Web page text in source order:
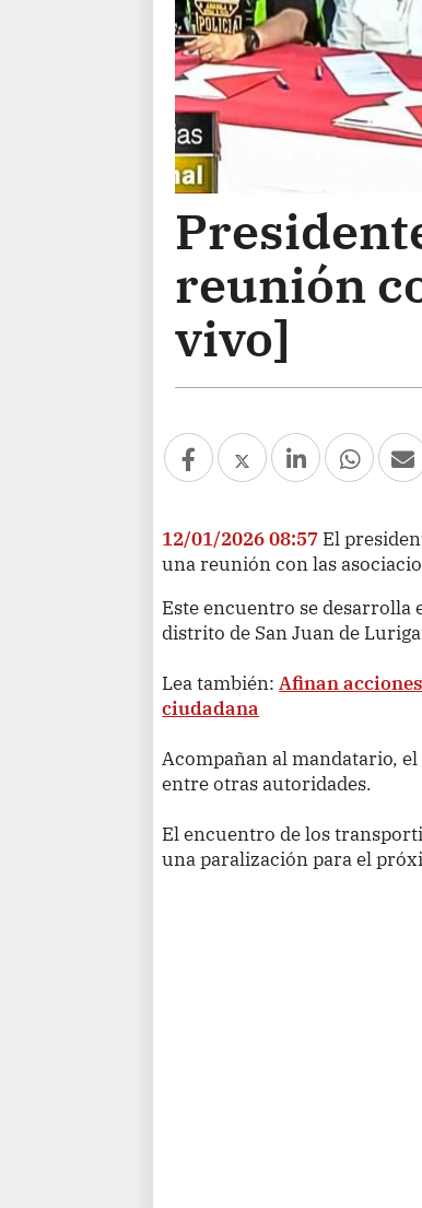
reunión
vivo]
12/01/2026 08:57 El
una reunión con las
Este encuentro se desarrolla
distrito de San Juan de
Lea también:Afinan
ciudadana
Acompañan al mandatario,
entre otras autoridades.
El encuentro de los
una paralización para el